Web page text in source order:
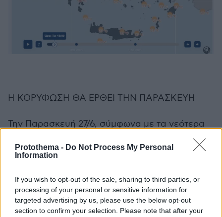
Protothema - Do Not Process My Personal
Information
If you wish to opt-out of the sale, sharing to third parties, or
processing of your personal or sensitive information for
targeted advertising by us, please use the below opt-out
section to confirm your selection. Please note that after your
Η ΚΟΡΥΦΩΣΗ ΘΑ ΕΡΘΕΙ ΤΗΝ ΠΑΡΑΣΚΕΥΗ
Την Παρασκευή 27/6, σύμφωνα με τα νεότερα
προγνωστικά στοιχεία, θα σημειωθούν αρκετά
υψηλές θερμοκρασίες που θα επηρεάσουν και
ατμόσφαιρα από πλευράς σκόνης θα είναι
καθαρή λόγω των βοριάδων, ενώ την
Παρασκευή, τελευταία μέρα του καύσωνα, θα
σημειωθούν και τοπικές μπόρες ή και